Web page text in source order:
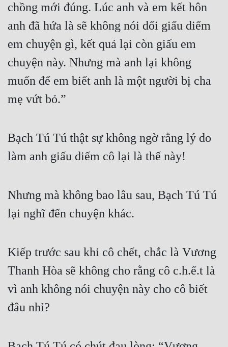
chồng mới đúng. Lúc anh và em kết hôn
anh đã hứa là sẽ không nói dối giấu diếm
em chuyện gì, kết quả lại còn giấu em
chuyện này. Nhưng mà anh lại không
muốn để em biết anh là một người bị cha
mẹ vứt bỏ.”
Bạch Tú Tú thật sự không ngờ rằng lý do
làm anh giấu diếm cô lại là thế này!
Nhưng mà không bao lâu sau, Bạch Tú Tú
lại nghĩ đến chuyện khác.
Kiếp trước sau khi cô chết, chắc là Vương
Thanh Hòa sẽ không cho rằng cô c.h.ế.t là
vì anh không nói chuyện này cho cô biết
đâu nhỉ?